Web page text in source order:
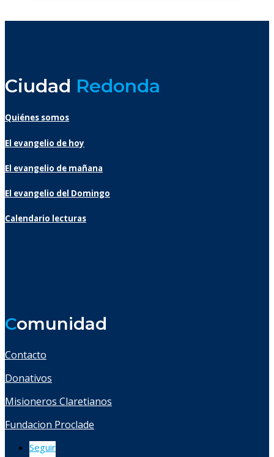
Ciudad Redonda
Quiénes somos
El evangelio de hoy
El evangelio de mañana
El evangelio del Domingo
Calendario lecturas
Comunidad
Contacto
Donativos
Misioneros Claretianos
Fundacion Proclade
Seguir